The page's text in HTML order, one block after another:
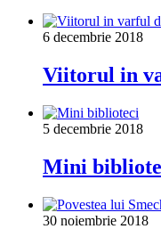
6 decembrie 2018
Viitorul in
5 decembrie 2018
Mini
30 noiembrie 2018